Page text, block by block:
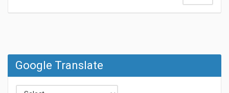
Google Translate